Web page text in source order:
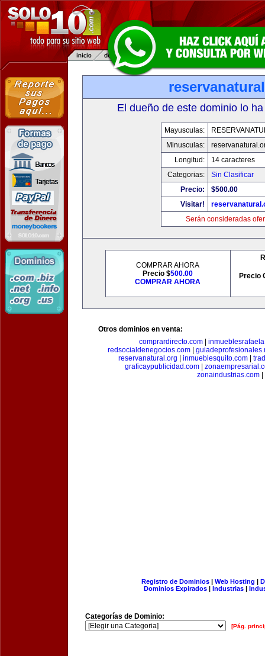
El dueño de este dominio lo
Mayusculas:
Minusculas:
Longitud:
14 caracteres
Categorias:
Sin Clasificar
Precio:
$500.00
Visitar!
Serán consideradas
COMPRAR AHORA
Precio $500.00
COMPRAR AHORA
Precio
Otros dominios en venta:
comprardirecto.com
redsocialdenegocios.com|
reservanatural.org
inmueblesquito.com
graficaypublicidad.com
zonaindustrias.com
Registro de Dominios| Web Hosting |
Dominios Expirados | Industrias |
Categorías de Dominio:
[Pág.